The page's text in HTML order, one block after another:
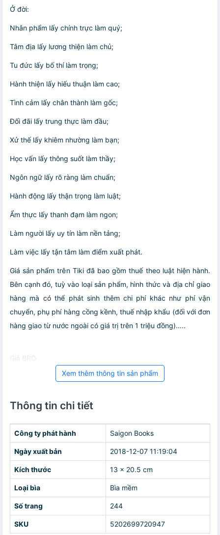
Ở đời:
Nhân phẩm lấy chính trực làm quý;
Tâm địa lấy lương thiện làm chủ;
Tu đức lấy bố thí làm trọng;
Hành thiện lấy hiếu thuận làm cao;
Tình cảm lấy chân thành làm gốc;
Đối đãi lấy trung thực làm đầu;
Xử thế lấy khiêm nhường làm bạn;
Học vấn lấy thông suốt làm thầy;
Ngôn ngữ lấy rõ ràng làm chuẩn;
Hành động lấy thận trọng làm luật;
Ẩm thực lấy thanh đạm làm ngon;
Làm người lấy uy tín làm nền tảng;
Làm việc lấy tận tâm làm điểm xuất phát.
Giá sản phẩm trên Tiki đã bao gồm thuế theo luật hiện hành.
Bên cạnh đó, tuỳ vào loại sản phẩm, hình thức và địa chỉ giao
hàng mà có thể phát sinh thêm chi phí khác như phí vận
chuyển, phụ phí hàng cồng kềnh, thuế nhập khẩu (đối với đơn
hàng giao từ nước ngoài có giá trị trên 1 triệu đồng).....
Giá BRO
Xem thêm thông tin sản phẩm
Thông tin chi tiết
Công ty phát hành Saigon Books
Ngày xuất bản 2018-12-07 11:19:04
Kích thước 13 x 20.5 cm
Loại bìa Bìa mềm
Số trang 244
SKU 5202699720947